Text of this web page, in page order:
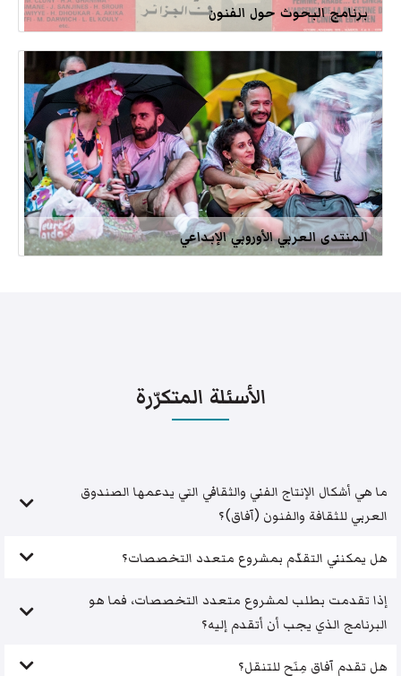
برنامج البحوث حول الفنون
المنتدى العربي الأوروبي الإبداعي
الأسئلة المتكرّرة
ما هي أشكال الإنتاج الفني والثقافي التي يدعمها الصندوق
العربي للثقافة والفنون (آفاق)؟
هل يمكنني التقدّم بمشروع متعدد التخصصات؟
إذا تقدمت بطلب لمشروع متعدد التخصصات، فما هو
البرنامج الذي يجب أن أتقدم إليه؟
هل تقدم آفاق مِنَح للتنقل؟